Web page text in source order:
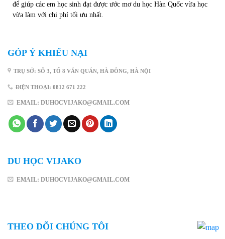
để giúp các em học sinh đạt được ước mơ du học Hàn Quốc vừa học
vừa làm với chi phí tối ưu nhất.
GÓP Ý KHIẾU NẠI
TRỤ SỞ: SỐ 3, TỔ 8 VĂN QUÁN, HÀ ĐÔNG, HÀ NỘI
ĐIỆN THOẠI: 0812 671 222
EMAIL: DUHOCVIJAKO@GMAIL.COM
DU HỌC VIJAKO
EMAIL: DUHOCVIJAKO@GMAIL.COM
THEO DÕI CHÚNG TÔI